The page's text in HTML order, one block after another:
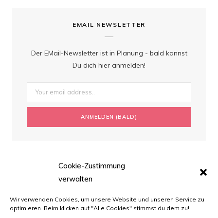
Cookie-Zustimmung
verwalten
Wir verwenden Cookies, um unsere Website und unseren Service zu
optimieren. Beim klicken auf "Alle Cookies" stimmst du dem zu!
EMAIL NEWSLETTER
Der EMail-Newsletter ist in Planung - bald kannst
Du dich hier anmelden!